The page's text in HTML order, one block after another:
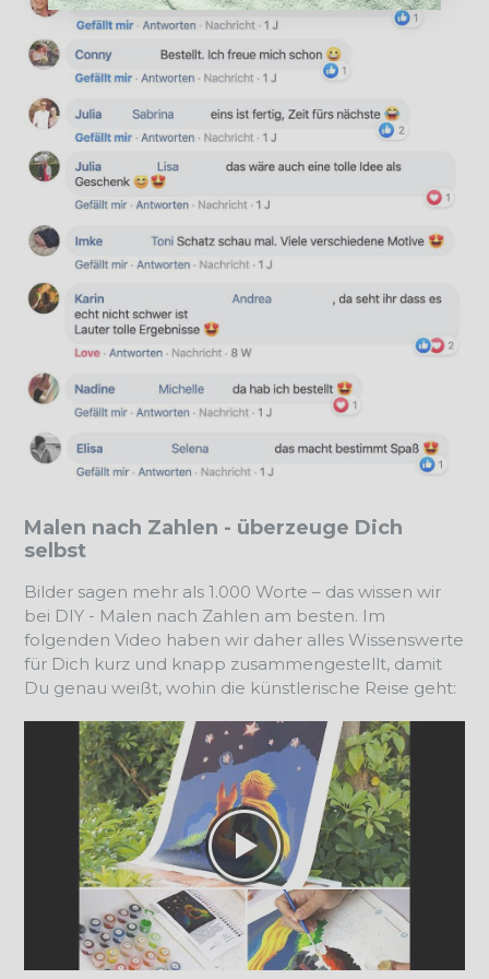
Malen nach Zahlen - überzeuge Dich
selbst
Bilder sagen mehr als 1.000 Worte – das wissen wir
bei DIY - Malen nach Zahlen am besten. Im
folgenden Video haben wir daher alles Wissenswerte
für Dich kurz und knapp zusammengestellt, damit
Du genau weißt, wohin die künstlerische Reise geht: